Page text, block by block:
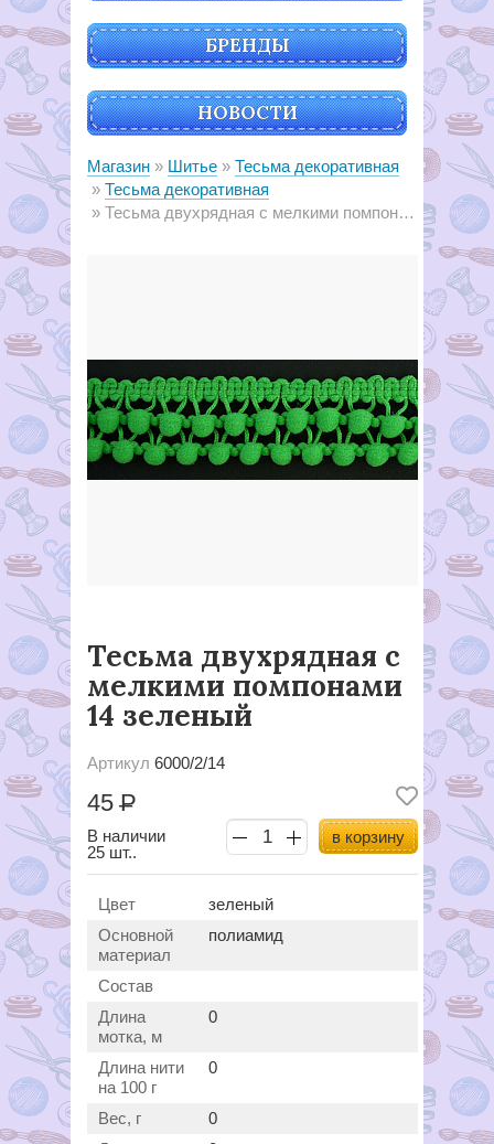
БРЕНДЫ
НОВОСТИ
Магазин Шитье
Тесьма декоративная
Тесьма декоративная
Тесьма двухрядная с мелкими помпонами 14 зеленый
Тесьма двухрядная с
мелкими помпонами
14 зеленый
Артикул 6000/2/14
45Р
В наличии
25 шт..
в корзину
Цвет
зеленый
Основной
материал
полиамид
Состав
Длина
мотка, м
0
Длина нити
на 100 г
0
Вес, г
0